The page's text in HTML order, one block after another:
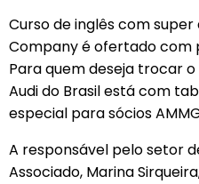
Curso de inglês com super
Company é ofertado com
Para quem deseja trocar
Audi do Brasil está com
especial para sócios
A responsável pelo setor
Associado, Marina